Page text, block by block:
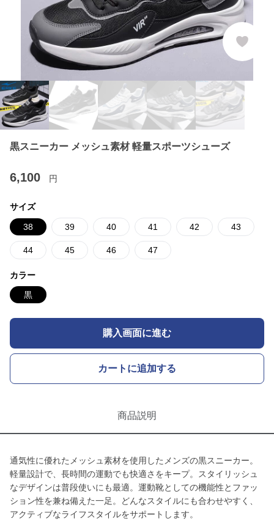
黒スニーカー メッシュ素材 軽量スポーツシューズ
6,100 円
サイズ
38 39 40 41 42 43
44 45 46 47
カラー
黒
購入画面に進む
カートに追加する
商品説明
通気性に優れたメッシュ素材を使用したメンズの黒スニーカー。
軽量設計で、長時間の運動でも快適さをキープ。スタイリッシュ
なデザインは普段使いにも最適。運動靴としての機能性とファッ
ション性を兼ね備えた一足。どんなスタイルにも合わせやすく、
アクティブなライフスタイルをサポートします。